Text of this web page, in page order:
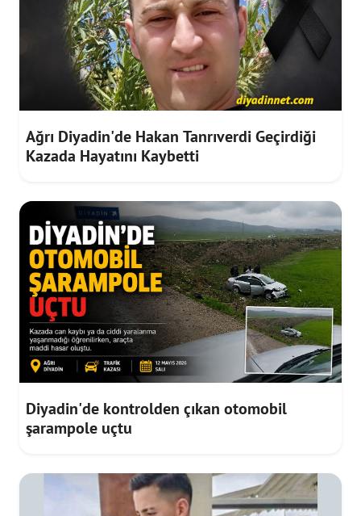
Ağrı Diyadin'de Hakan Tanrıverdi Geçirdiği
Kazada Hayatını Kaybetti
Diyadin'de kontrolden çıkan otomobil
şarampole uçtu